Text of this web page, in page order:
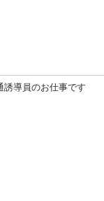
誘導員のお仕事です